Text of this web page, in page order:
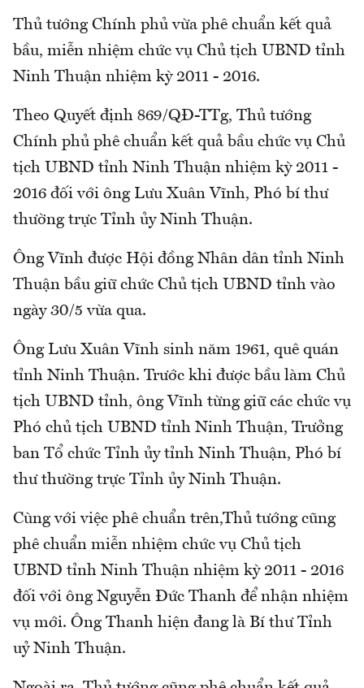
Thủ tướng Chính phủ vừa phê chuẩn kết quả
bầu, miễn nhiệm chức vụ Chủ tịch UBND tỉnh
Ninh Thuận nhiệm kỳ 2011 - 2016.
Theo Quyết định 869/QĐ-TTg, Thủ tướng
Chính phủ phê chuẩn kết quả bầu chức vụ Chủ
tịch UBND tỉnh Ninh Thuận nhiệm kỳ 2011 -
2016 đối với ông Lưu Xuân Vĩnh, Phó bí thư
thường trực Tỉnh ủy Ninh Thuận.
Ông Vĩnh được Hội đồng Nhân dân tỉnh Ninh
Thuận bầu giữ chức Chủ tịch UBND tỉnh vào
ngày 30/5 vừa qua.
Ông Lưu Xuân Vĩnh sinh năm 1961, quê quán
tỉnh Ninh Thuận. Trước khi được bầu làm Chủ
tịch UBND tỉnh, ông Vĩnh từng giữ các chức vụ
Phó chủ tịch UBND tỉnh Ninh Thuận, Trưởng
ban Tổ chức Tỉnh ủy tỉnh Ninh Thuận, Phó bí
thư thường trực Tỉnh ủy Ninh Thuận.
Cùng với việc phê chuẩn trên,Thủ tướng cũng
phê chuẩn miễn nhiệm chức vụ Chủ tịch
UBND tỉnh Ninh Thuận nhiệm kỳ 2011 - 2016
đối với ông Nguyễn Đức Thanh để nhận nhiệm
vụ mới. Ông Thanh hiện đang là Bí thư Tỉnh
uỷ Ninh Thuận.